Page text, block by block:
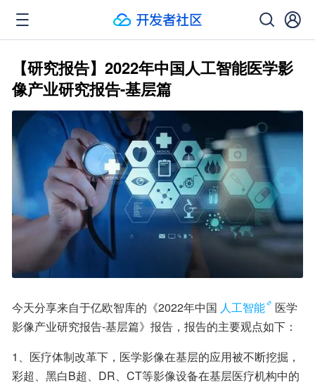
【研究报告】2022年中国人工智能医学影
像产业研究报告-基层篇
今天分享来自于亿欧智库的《2022年中国 人工智能
医学
影像产业研究报告-基层篇》报告，报告的主要观点如下：
1、医疗体制改革下，医学影像在基层的应用被不断挖掘，
彩超、黑白B超、DR、CT等影像设备在基层医疗机构中的